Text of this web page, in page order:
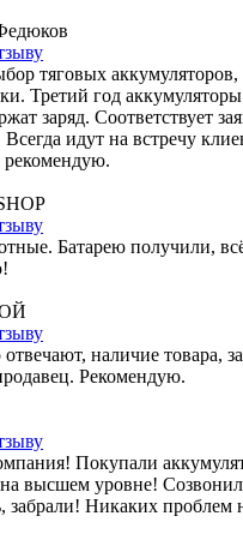
тяговых
Третий год аккумуляторы
заряд. Соответствует
идут на встречу
Батарею получили,
наличие товара,
Рекомендую.
Покупали
высшем уровне!
забрали! Никаких проблем